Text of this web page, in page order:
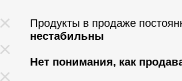
Продукты в продаже
нестабильны
Нет понимания, как